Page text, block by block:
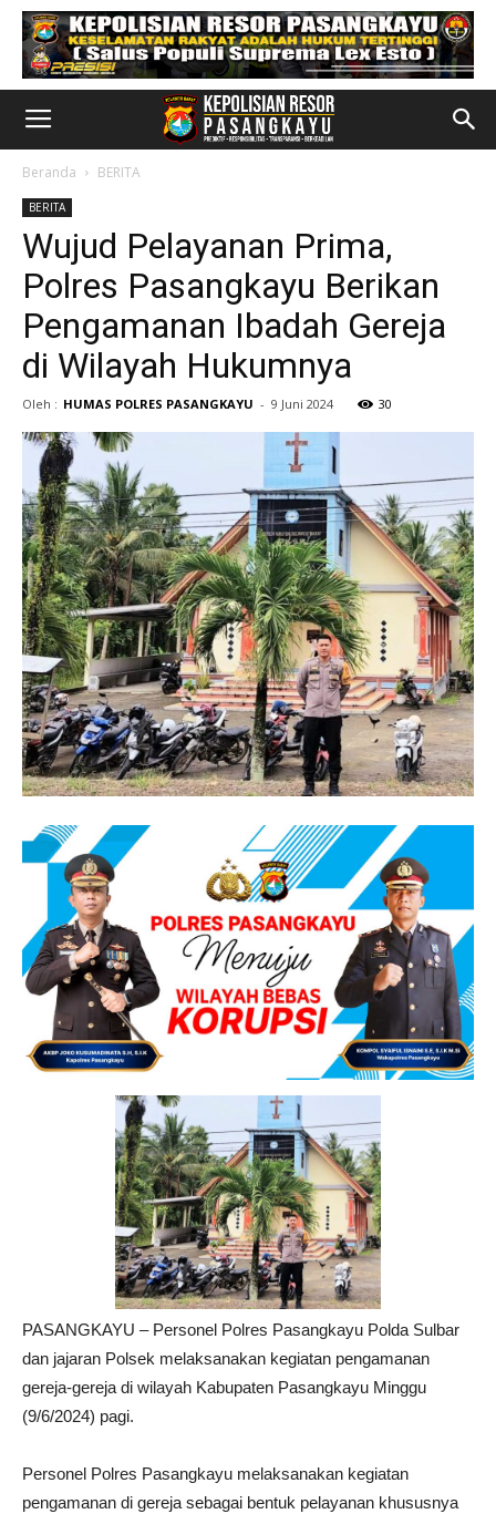
Beranda BERITA
BERITA
Wujud Pelayanan Prima,
Polres Pasangkayu Berikan
Pengamanan Ibadah Gereja
di Wilayah Hukumnya
Oleh : HUMAS POLRES PASANGKAYU - 9 Juni 2024 30
PASANGKAYU – Personel Polres Pasangkayu Polda Sulbar
dan jajaran Polsek melaksanakan kegiatan pengamanan
gereja-gereja di wilayah Kabupaten Pasangkayu Minggu
(9/6/2024) pagi.
Personel Polres Pasangkayu melaksanakan kegiatan
pengamanan di gereja sebagai bentuk pelayanan khususnya